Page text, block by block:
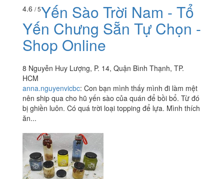
4.6 / 5Yến Sào Trời Nam - Tổ
Yến Chưng Sẵn Tự Chọn -
Shop Online
8 Nguyễn Huy Lượng, P. 14, Quận Bình Thạnh, TP.
HCM
anna.nguyenvicbc: Con bạn mình thấy mình đi làm mệt
nên ship qua cho hũ yến sào của quán để bồi bổ. Từ đó
bị ghiền luôn. Có quá trời loại topping để lựa. Mình thích
ăn...